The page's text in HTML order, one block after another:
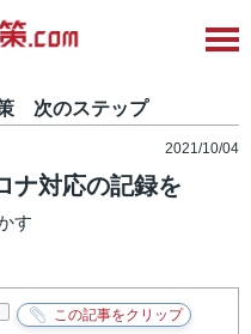
策 次のステップ
2021/10/04
ナ対応の記録を
す